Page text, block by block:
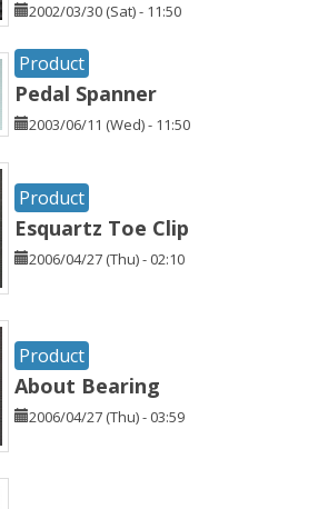
2002/03/30 (Sat) - 11:50
Product
Pedal Spanner
2003/06/11 (Wed) - 11:50
Product
Esquartz Toe Clip
2006/04/27 (Thu) - 02:10
Product
About Bearing
2006/04/27 (Thu) - 03:59